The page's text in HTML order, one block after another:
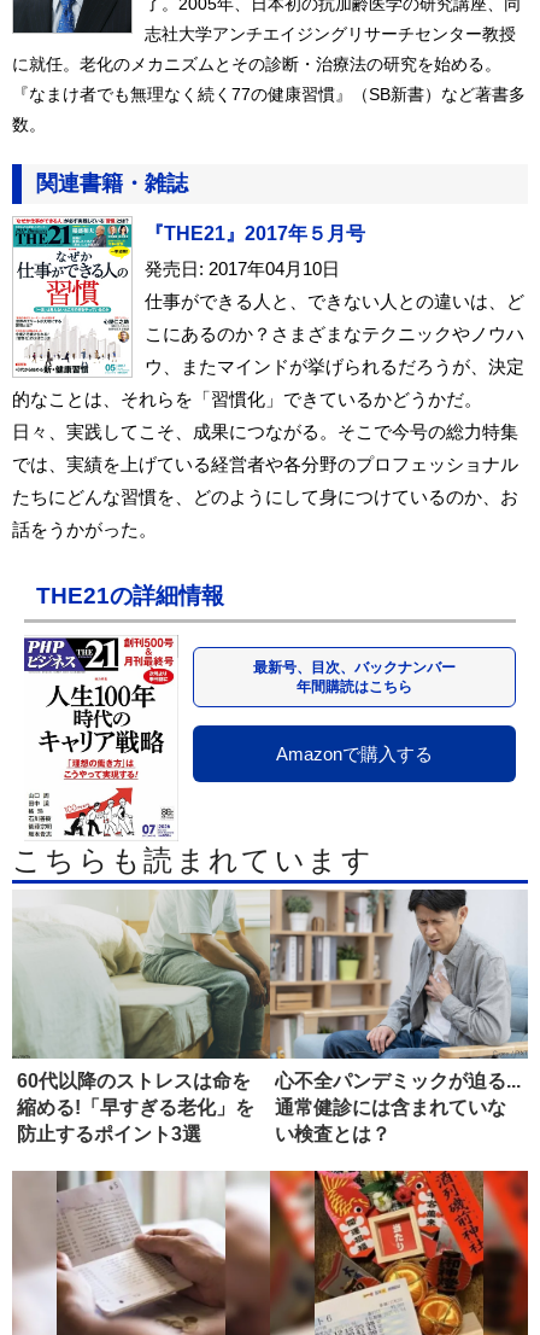
志社大学アンチエイジングリサーチセンター教授
に就任。老化のメカニズムとその診断・治療法の研究を始める。
『なまけ者でも無理なく続く77の健康習慣』（SB新書）など著書多
数。
関連書籍・雑誌
『THE21』2017年５月号
発売日: 2017年04月10日
仕事ができる人と、できない人との違いは、ど
こにあるのか？さまざまなテクニックやノウハ
ウ、またマインドが挙げられるだろうが、決定
的なことは、それらを「習慣化」できているかどうかだ。
日々、実践してこそ、成果につながる。そこで今号の総力特集
では、実績を上げている経営者や各分野のプロフェッショナル
たちにどんな習慣を、どのようにして身につけているのか、お
話をうかがった。
THE21の詳細情報
最新号、目次、バックナンバー
年間購読はこちら
Amazonで購入する
こちらも読まれています
60代以降のストレスは命を
縮める!「早すぎる老化」を
防止するポイント3選
心不全パンデミックが迫る...
通常健診には含まれていな
い検査とは？